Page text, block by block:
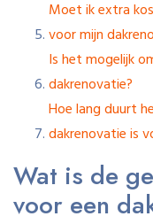
Moet ik extra
voor mijn
Is het mogelijk
dakrenovatie?
Hoe lang duurt
dakrenovatie is
Wat is de
voor een